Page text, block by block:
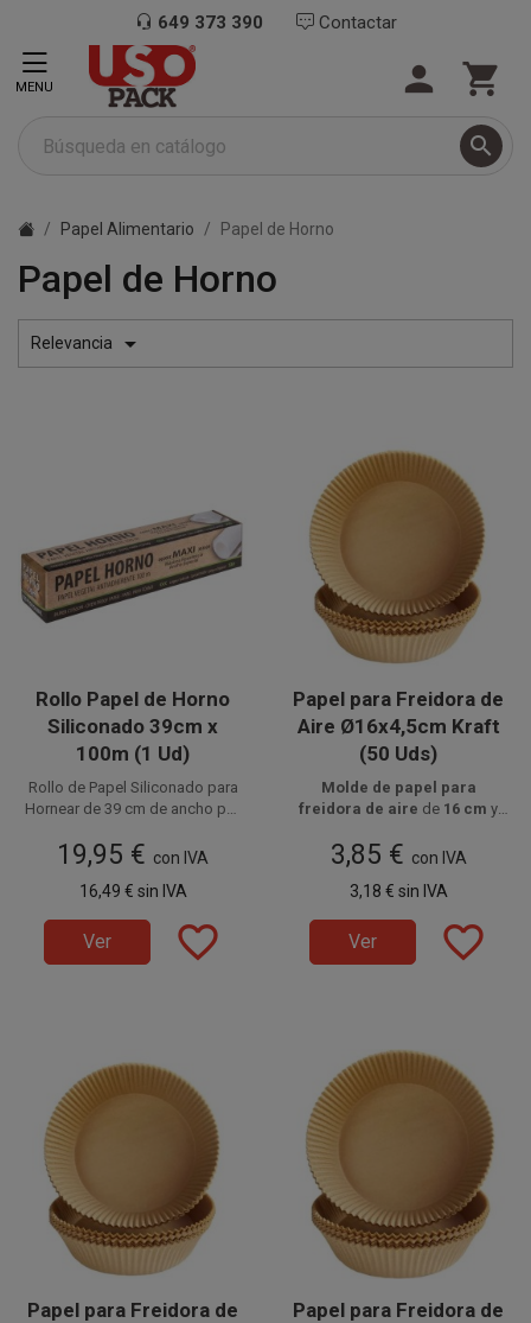
649 373 390 Contactar

 
MENU
Papel Alimentario Papel de Horno
Papel de Horno
Relevancia 
Rollo Papel de Horno
Siliconado 39cm x
100m (1 Ud)
Rollo de Papel Siliconado para
Hornear de 39 cm de ancho por
Estos rollos de papel vegetal
antiadherente son de uso
alimentario y resistente hasta
unidad.
19,95 € con IVA
16,49 € sin IVA
Ver favorite_border
Papel para Freidora de
Aire Ø16x4,5cm Kraft
(50 Uds)
Molde de papel para
freidora de aire de 16 cm y
siliconado alimentario kraft
apto hasta
cocinar carne, pescado y
50 unidades.
3,85 € con IVA
3,18 € sin IVA
Ver favorite_border
Papel para Freidora de
Papel para Freidora de